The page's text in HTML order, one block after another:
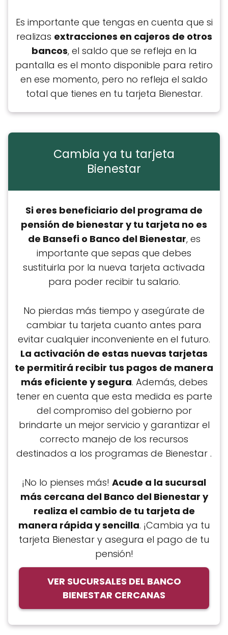
Es importante que tengas en cuenta que si
realizas extracciones en cajeros de otros
bancos, el saldo que se refleja en la
pantalla es el monto disponible para retiro
en ese momento, pero no refleja el saldo
total que tienes en tu tarjeta Bienestar.
Cambia ya tu tarjeta
Bienestar
Si eres beneficiario del programa de
pensión de bienestar y tu tarjeta no es
de Bansefi o Banco del Bienestar, es
importante que sepas que debes
sustituirla por la nueva tarjeta activada
para poder recibir tu salario.
No pierdas más tiempo y asegúrate de
cambiar tu tarjeta cuanto antes para
evitar cualquier inconveniente en el futuro.
La activación de estas nuevas tarjetas
te permitirá recibir tus pagos de manera
más eficiente y segura. Además, debes
tener en cuenta que esta medida es parte
del compromiso del gobierno por
brindarte un mejor servicio y garantizar el
correcto manejo de los recursos
destinados a los programas de Bienestar .
¡No lo pienses más! Acude a la sucursal
más cercana del Banco del Bienestar y
realiza el cambio de tu tarjeta de
manera rápida y sencilla. ¡Cambia ya tu
tarjeta Bienestar y asegura el pago de tu
pensión!
VER SUCURSALES DEL BANCO
BIENESTAR CERCANAS